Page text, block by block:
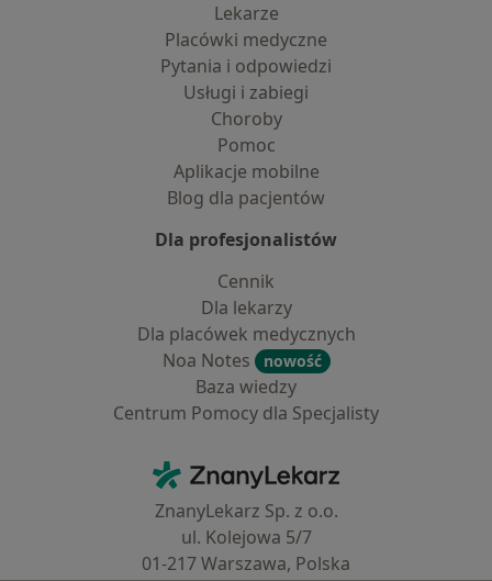
Lekarze
Placówki medyczne
Pytania i odpowiedzi
Usługi i zabiegi
Choroby
Pomoc
Aplikacje mobilne
Blog dla pacjentów
Dla profesjonalistów
Cennik
Dla lekarzy
Dla placówek medycznych
Noa Notes
nowość
Baza wiedzy
Centrum Pomocy dla Specjalisty
ZnanyLekarz - Strona główna
ZnanyLekarz Sp. z o.o.
ul. Kolejowa 5/7
01-217 Warszawa, Polska